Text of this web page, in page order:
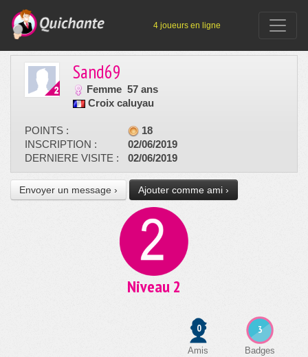
4 joueurs en ligne
Sand69
Femme 57 ans
Croix caluyau
POINTS :
18
INSCRIPTION :
02/06/2019
DERNIERE VISITE :
02/06/2019
Envoyer un message › Ajouter comme ami ›
Niveau 2
3
Badges
0
Amis